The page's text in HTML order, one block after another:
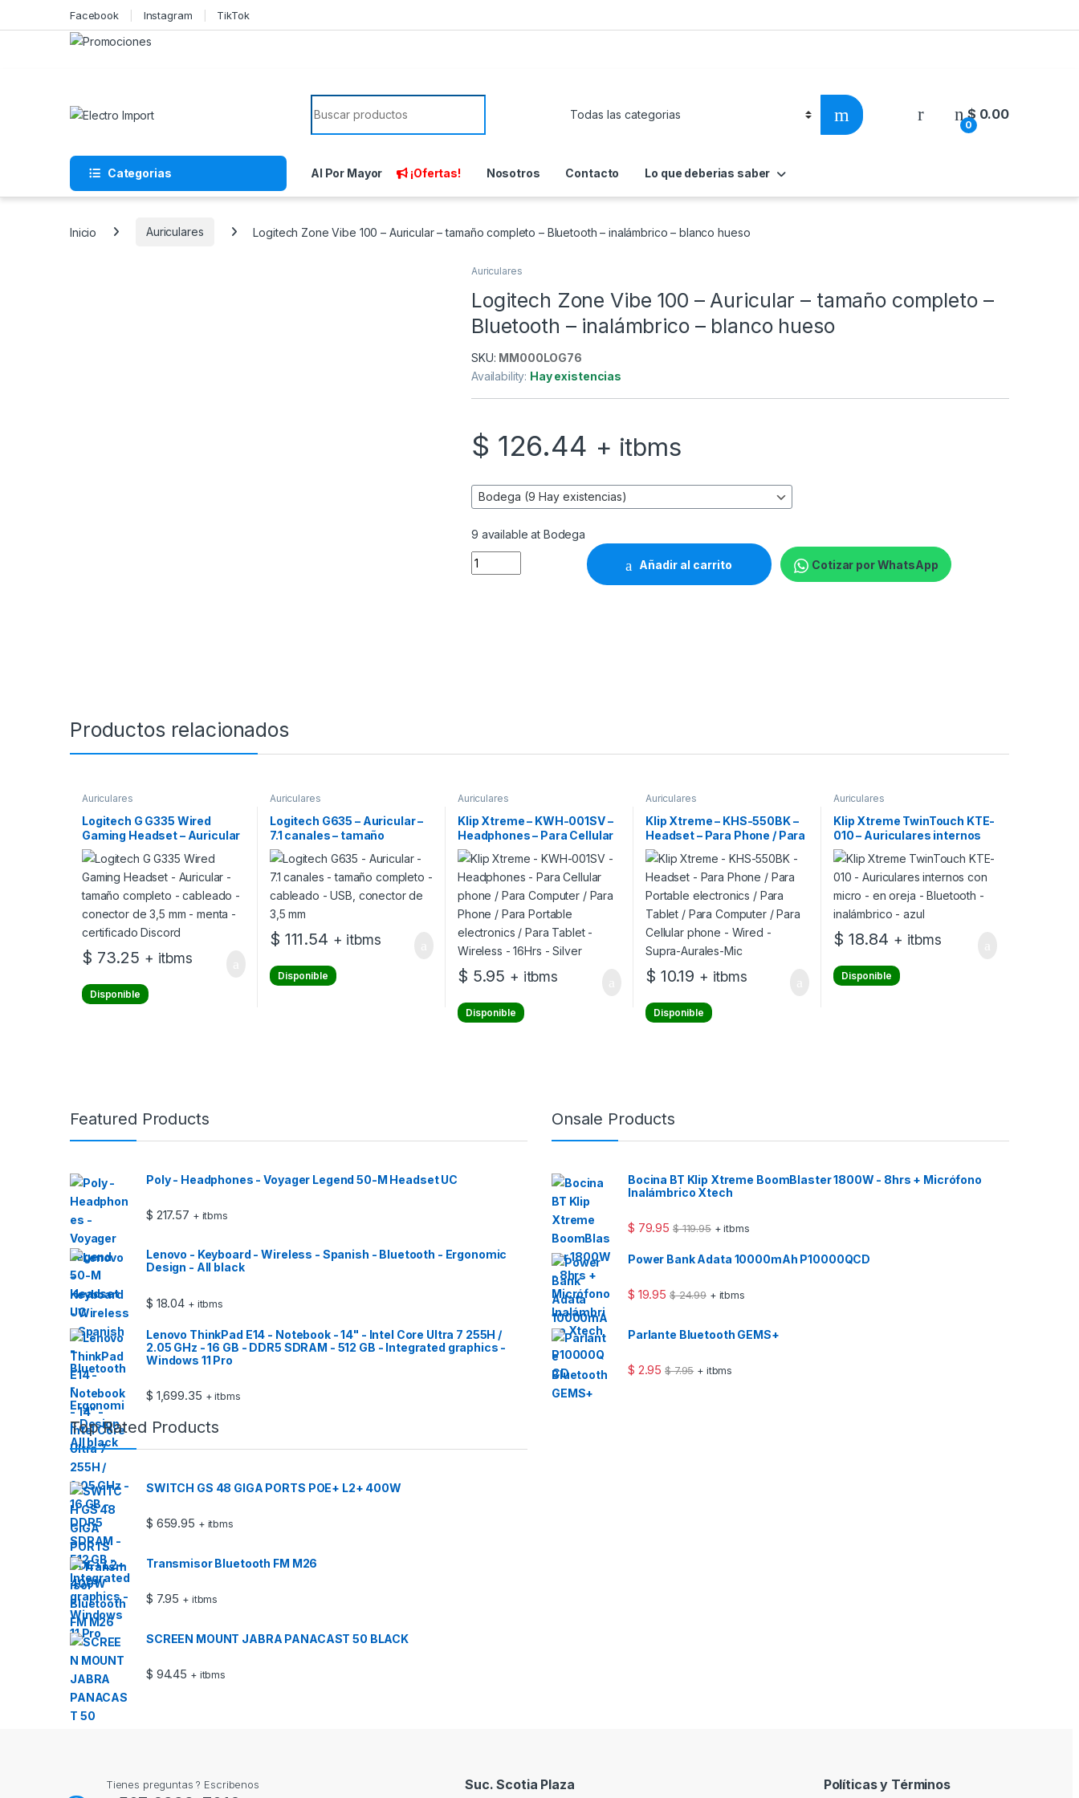
Facebook Instagram TikTok
Search for:
0
$ 0.00
Categorias Al Por Mayor ¡Ofertas! Nosotros Contacto Lo que deberias saber
Inicio Auriculares Logitech Zone Vibe 100 – Auricular – tamaño completo – Bluetooth – inalámbrico – blanco hueso
Auriculares
Logitech Zone Vibe 100 – Auricular – tamaño completo –
Bluetooth – inalámbrico – blanco hueso
SKU: MM000LOG76
Availability: Hay existencias
$ 126.44 + itbms
9 available at Bodega
Logitech Zone Vibe 100 - Auricular - tamaño completo - Bluetooth - inalámbrico - blanco hueso quantity
Añadir al carrito Cotizar por WhatsApp
Productos relacionados
Auriculares
Logitech G G335 Wired
Gaming Headset – Auricular
– tamaño completo –
cableado – conector de 3,5
mm – menta – certificado
Discord
$ 73.25 + itbms
Disponible
Auriculares
Logitech G635 – Auricular –
7.1 canales – tamaño
completo – cableado – USB,
conector de 3,5 mm
$ 111.54 + itbms
Disponible
Auriculares
Klip Xtreme – KWH-001SV –
Headphones – Para Cellular
phone / Para Computer /
Para Phone / Para Portable
electronics / Para Tablet –
Wireless – 16Hrs – Silver
$ 5.95 + itbms
Disponible
Auriculares
Klip Xtreme – KHS-550BK –
Headset – Para Phone / Para
Portable electronics / Para
Tablet / Para Computer /
Para Cellular phone – Wired –
Supra-Aurales-Mic
$ 10.19 + itbms
Disponible
Auriculares
Klip Xtreme TwinTouch KTE-
010 – Auriculares internos
con micro – en oreja –
Bluetooth – inalámbrico –
azul
$ 18.84 + itbms
Disponible
Featured Products
Poly - Headphones - Voyager Legend 50-M Headset UC
$ 217.57 + itbms
Lenovo - Keyboard - Wireless - Spanish - Bluetooth - Ergonomic
Design - All black
$ 18.04 + itbms
Lenovo ThinkPad E14 - Notebook - 14" - Intel Core Ultra 7 255H /
2.05 GHz - 16 GB - DDR5 SDRAM - 512 GB - Integrated graphics -
Windows 11 Pro
$ 1,699.35 + itbms
Onsale Products
Bocina BT Klip Xtreme BoomBlaster 1800W - 8hrs + Micrófono
Inalámbrico Xtech
$ 79.95 $119.95 + itbms
Power Bank Adata 10000mAh P10000QCD
$ 19.95 $24.99 + itbms
Parlante Bluetooth GEMS+
$ 2.95 $7.95 + itbms
Top Rated Products
SWITCH GS 48 GIGA PORTS POE+ L2+ 400W
$ 659.95 + itbms
Transmisor Bluetooth FM M26
$ 7.95 + itbms
SCREEN MOUNT JABRA PANACAST 50 BLACK
$ 94.45 + itbms
Tienes preguntas ? Escribenos Suc. Scotia Plaza Políticas y Términos